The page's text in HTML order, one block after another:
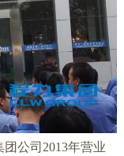
公司2013年营业